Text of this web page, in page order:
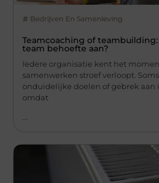
Bedrijven En Samenleving
Teamcoaching of
team behoefte aan?
Iedere organisatie kent het
samenwerken stroef verloopt.
onduidelijke doelen of gebrek aan
omdat
...